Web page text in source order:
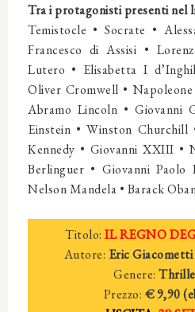
Tra i protagonisti presenti nel
Temistocle • Socrate •
Francesco di Assisi •
Lutero • Elisabetta I
Oliver Cromwell •
Abramo Lincoln • Giovanni
Einstein • Winston
Kennedy • Giovanni XXIII •
Berlinguer • Giovanni
Nelson Mandela • Barack
Titolo:IL REGNO
Autore: Eric Giacometti
Genere:
Prezzo: € 9,90 (e